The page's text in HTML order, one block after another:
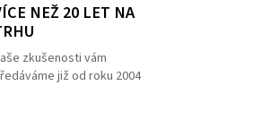
NEŽ 20 LET NA
zkušenosti vám
již od roku 2004